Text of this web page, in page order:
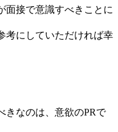
面接で意識すべきことに
考にしていただければ幸
きなのは、意欲のPRで